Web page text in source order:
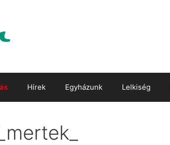
Hírek Egyházunk Lelkiség